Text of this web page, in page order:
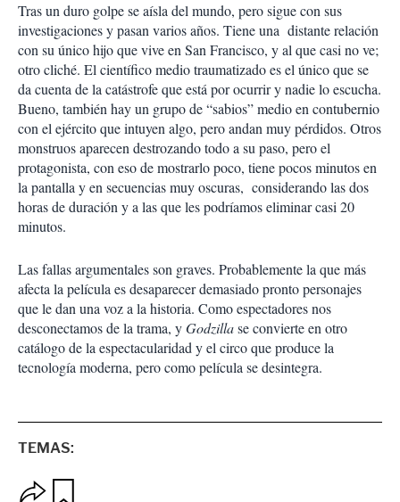
Tras un duro golpe se aísla del mundo, pero sigue con sus
investigaciones y pasan varios años. Tiene una distante relación
con su único hijo que vive en San Francisco, y al que casi no ve;
otro cliché. El científico medio traumatizado es el único que se
da cuenta de la catástrofe que está por ocurrir y nadie lo escucha.
Bueno, también hay un grupo de “sabios” medio en contubernio
con el ejército que intuyen algo, pero andan muy pérdidos. Otros
monstruos aparecen destrozando todo a su paso, pero el
protagonista, con eso de mostrarlo poco, tiene pocos minutos en
la pantalla y en secuencias muy oscuras, considerando las dos
horas de duración y a las que les podríamos eliminar casi 20
minutos.
Las fallas argumentales son graves. Probablemente la que más
afecta la película es desaparecer demasiado pronto personajes
que le dan una voz a la historia. Como espectadores nos
desconectamos de la trama, yGodzillase convierte en otro
catálogo de la espectacularidad y el circo que produce la
tecnología moderna, pero como película se desintegra.
TEMAS: